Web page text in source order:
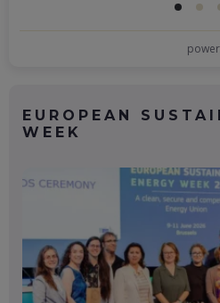
EUROPEAN
WEEK